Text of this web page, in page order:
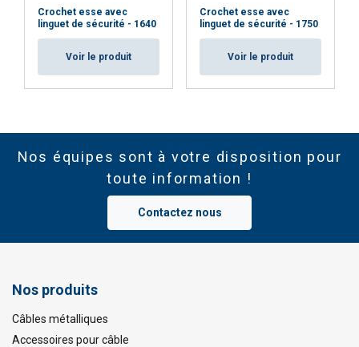
Crochet esse avec
linguet de sécurité - 1640
Voir le produit
Crochet esse avec
linguet de sécurité - 1750
Voir le produit
Nos équipes sont à votre disposition pour
toute information !
Contactez nous
Nos produits
Câbles métalliques
Accessoires pour câble